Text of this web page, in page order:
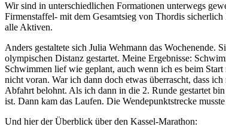
Wir sind in unterschiedlichen Formationen unterwegs
Firmenstaffel- mit dem Gesamtsieg von Thordis
alle Aktiven.
Anders gestaltete sich Julia Wehmann das
olympischen Distanz gestartet. Meine Ergebnisse:
Schwimmen lief wie geplant, auch wenn ich es beim
nicht voran. War ich dann doch etwas überrascht, dass
Abfahrt belohnt. Als ich dann in die 2. Runde gestartet
ist. Dann kam das Laufen. Die Wendepunktstrecke
Und hier der Überblick über den Kassel-Marathon: